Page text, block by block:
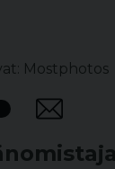
Mostphotos